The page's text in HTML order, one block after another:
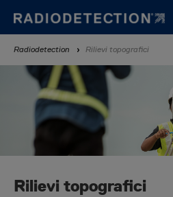
contenuto
principale
Breadcrumb
Radiodetection Rilievi topografici
Rilievi topografici